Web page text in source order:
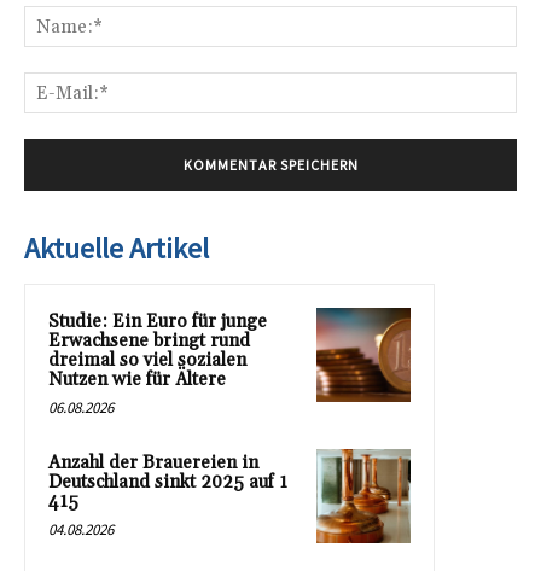
Aktuelle Artikel
Studie: Ein Euro für junge
Erwachsene bringt rund
dreimal so viel sozialen
Nutzen wie für Ältere
06.08.2026
Anzahl der Brauereien in
Deutschland sinkt 2025 auf 1
415
04.08.2026